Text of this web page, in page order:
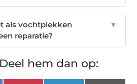
als vochtplekken
reparatie?
▼
hem dan op: